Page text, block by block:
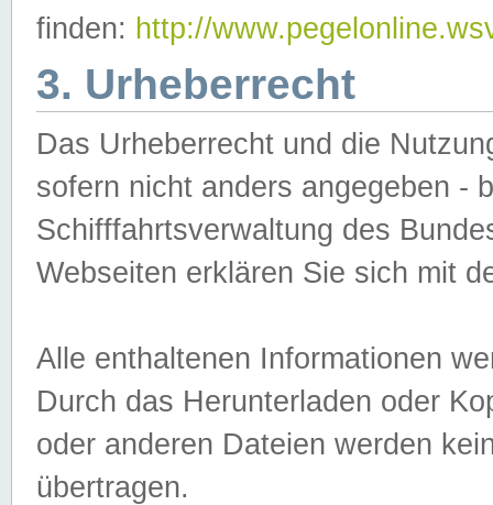
finden: http://
3. Urheberrecht
Das Urheberrecht und die
sofern nicht anders angegeben -
Schifffahrtsverwaltung des
Webseiten erklären Sie sich mit
Alle enthaltenen Informationen
Durch das Herunterladen oder
oder anderen Dateien werden
übertragen.